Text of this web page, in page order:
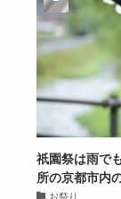
祇園祭は雨で
所の京都市内
お祭り